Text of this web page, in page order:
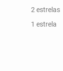
2 estrelas
1 estrela